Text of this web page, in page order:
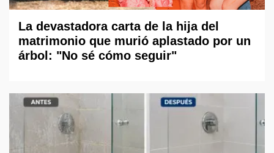
La devastadora carta de la hija del
matrimonio que murió aplastado por un
árbol: "No sé cómo seguir"